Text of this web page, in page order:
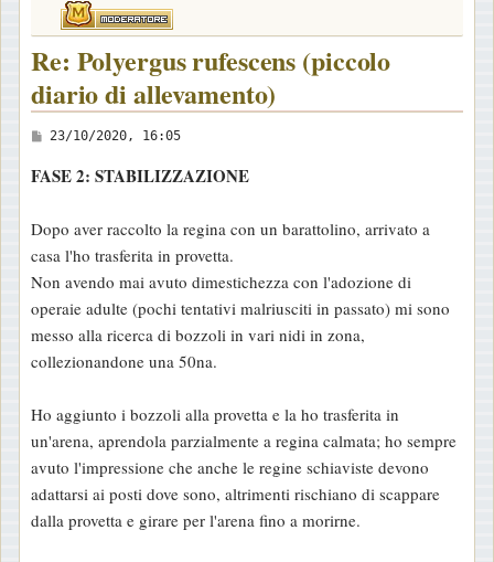
Re: Polyergus rufescens (piccolo
diario di allevamento)
M
s
a
g
g
i
o
23/10/2020, 16:05
FASE 2: STABILIZZAZIONE
Dopo aver raccolto la regina con un barattolino, arrivato a
casa l'ho trasferita in provetta.
Non avendo mai avuto dimestichezza con l'adozione di
operaie adulte (pochi tentativi malriusciti in passato) mi sono
messo alla ricerca di bozzoli in vari nidi in zona,
collezionandone una 50na.
Ho aggiunto i bozzoli alla provetta e la ho trasferita in
un'arena, aprendola parzialmente a regina calmata; ho sempre
avuto l'impressione che anche le regine schiaviste devono
adattarsi ai posti dove sono, altrimenti rischiano di scappare
dalla provetta e girare per l'arena fino a morirne.